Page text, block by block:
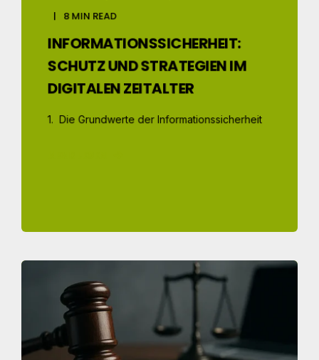
8 MIN READ
INFORMATIONSSICHERHEIT:
SCHUTZ UND STRATEGIEN IM
DIGITALEN ZEITALTER
1. Die Grundwerte der Informationssicherheit